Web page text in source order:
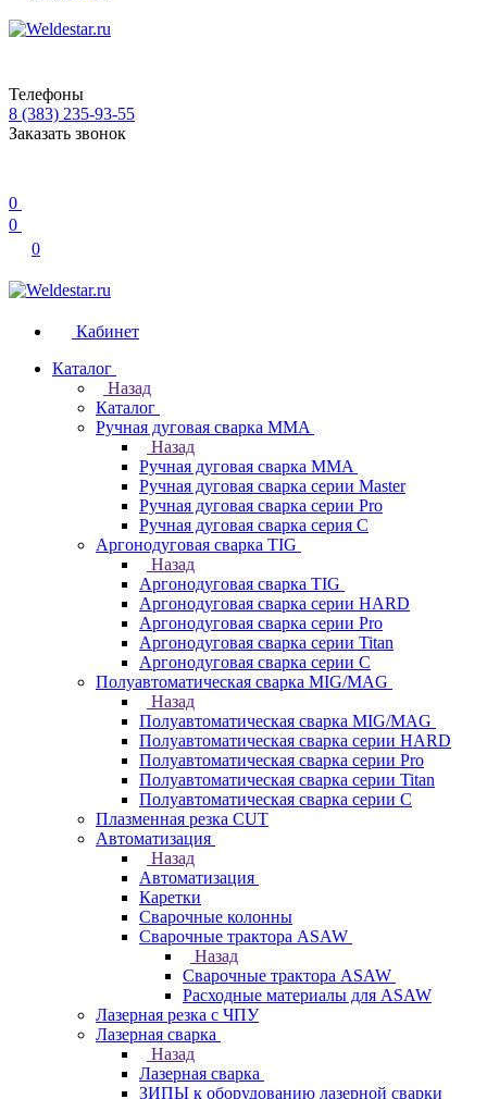
Телефоны
8 (383) 235-93-55
Заказать звонок
0
0
0
Кабинет
Каталог
Назад
Каталог
Ручная дуговая сварка MMA
Назад
Ручная дуговая сварка MMA
Ручная дуговая сварка серии Master
Ручная дуговая сварка серии Pro
Ручная дуговая сварка серия С
Аргонодуговая сварка TIG
Назад
Аргонодуговая сварка TIG
Аргонодуговая сварка серии HARD
Аргонодуговая сварка серии Pro
Аргонодуговая сварка серии Titan
Аргонодуговая сварка серии С
Полуавтоматическая сварка MIG/MAG
Назад
Полуавтоматическая сварка MIG/MAG
Полуавтоматическая сварка серии HARD
Полуавтоматическая сварка серии Pro
Полуавтоматическая сварка серии Titan
Полуавтоматическая сварка серии С
Плазменная резка CUT
Автоматизация
Назад
Автоматизация
Каретки
Сварочные колонны
Сварочные трактора ASAW
Назад
Сварочные трактора ASAW
Расходные материалы для ASAW
Лазерная резка с ЧПУ
Лазерная сварка
Назад
Лазерная сварка
ЗИПЫ к оборудованию лазерной сварки